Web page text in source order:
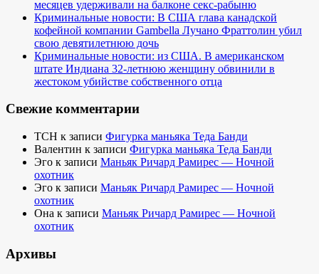
месяцев удерживали на балконе секс-рабыню
Криминальные новости: В США глава канадской
кофейной компании Gambella Лучано Фраттолин убил
свою девятилетнюю дочь
Криминальные новости: из США. В американском
штате Индиана 32-летнюю женщину обвинили в
жестоком убийстве собственного отца
Свежие комментарии
TCH к записи Фигурка маньяка Теда Банди
Валентин к записи Фигурка маньяка Теда Банди
Эго к записи Маньяк Ричард Рамирес — Ночной
охотник
Эго к записи Маньяк Ричард Рамирес — Ночной
охотник
Она к записи Маньяк Ричард Рамирес — Ночной
охотник
Архивы